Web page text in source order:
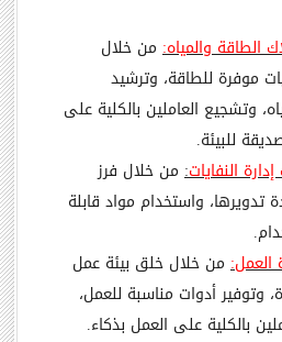
الطاقة والمياه: من خلال
موفرة للطاقة، وترشيد
وتشجيع العاملين بالكلية على
للبيئة.
النفايات: من خلال فرز
تدويرها، واستخدام مواد قابلة
العمل: من خلال خلق بيئة عمل
وتوفير أدوات مناسبة للعمل،
بالكلية على العمل بذكاء.